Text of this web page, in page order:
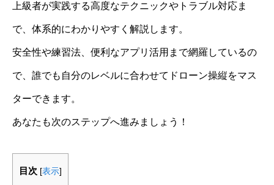
上級者が実践する高度なテクニックやトラブル対応ま
で、体系的にわかりやすく解説します。
安全性や練習法、便利なアプリ活用まで網羅しているの
で、誰でも自分のレベルに合わせてドローン操縦をマス
ターできます。
あなたも次のステップへ進みましょう！
目次 [表示]